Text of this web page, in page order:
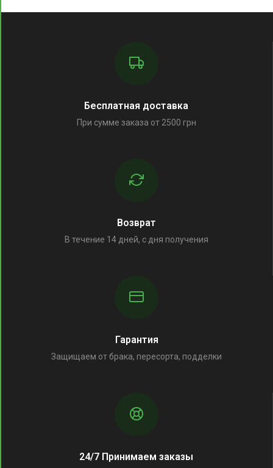
Бесплатная доставка
При сумме заказа от 2500 грн
Возврат
В течение 14 дней, с дня получения
Гарантия
Защищаем от брака, пересорта, подделки
24/7 Принимаем заказы